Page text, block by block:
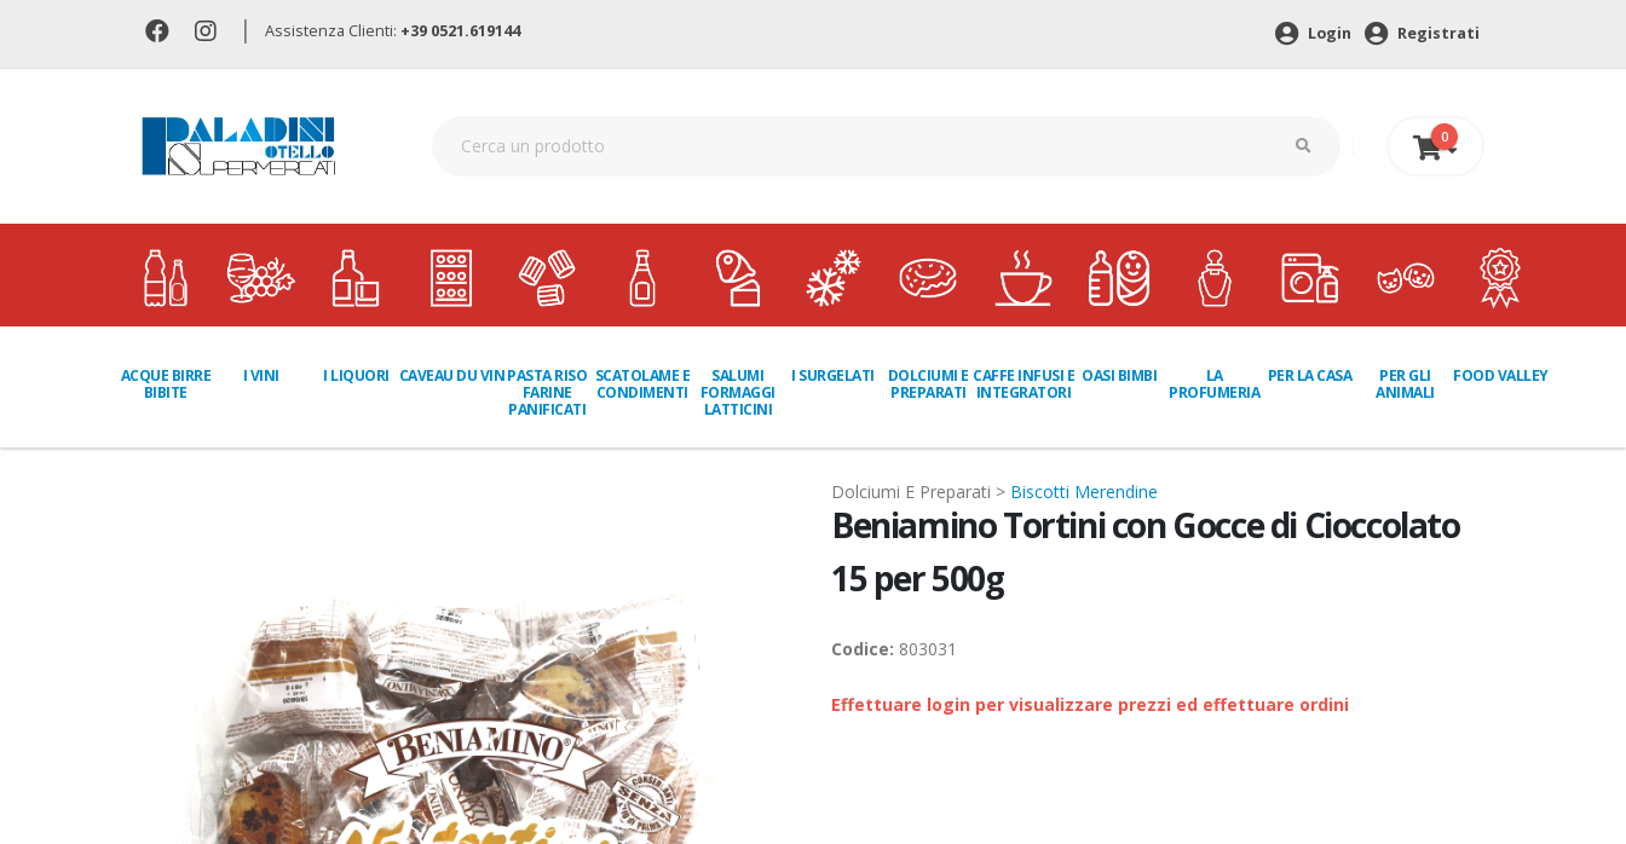
| Assistenza Clienti: +39 0521.619144 Login Registrati
0
0 €
ACQUE BIRRE
BIBITE
I VINI I LIQUORI CAVEAU DU VINPASTA RISO
FARINE
PANIFICATI
SCATOLAME E
CONDIMENTI
SALUMI
FORMAGGI
LATTICINI
I SURGELATI
DOLCIUMI E
PREPARATI
CAFFE INFUSI E
INTEGRATORI
OASI BIMBI
LA
PROFUMERIA
PER LA CASA
PER GLI
ANIMALI
FOOD VALLEY
Dolciumi E Preparati > Biscotti Merendine
Beniamino Tortini con Gocce di Cioccolato
15 per 500g
Codice: 803031
Effettuare login per visualizzare prezzi ed effettuare ordini